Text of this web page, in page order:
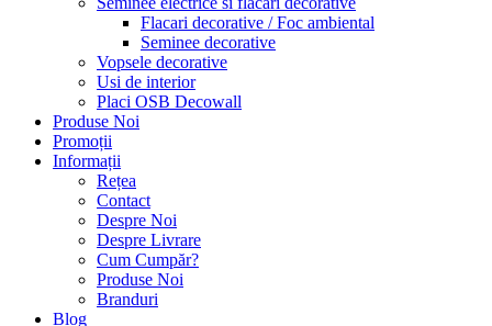
Flacari decorative / Foc ambiental
Seminee decorative
Vopsele decorative
Usi de interior
Placi OSB Decowall
Produse Noi
Promoții
Informații
Rețea
Contact
Despre Noi
Despre Livrare
Cum Cumpăr?
Produse Noi
Branduri
Blog